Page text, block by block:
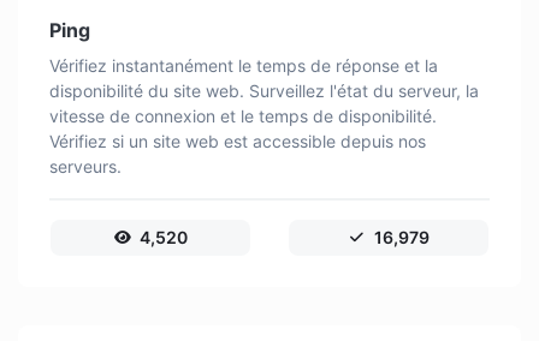
Ping
Vérifiez instantanément le temps de réponse et la
disponibilité du site web. Surveillez l'état du serveur, la
vitesse de connexion et le temps de disponibilité.
Vérifiez si un site web est accessible depuis nos
serveurs.
4,520 16,979